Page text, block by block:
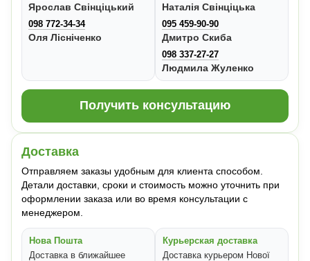
Ярослав Свінціцький
098 772-34-34
Оля Лісніченко
Наталія Свінціцька
095 459-90-90
Дмитро Скиба
098 337-27-27
Людмила Жуленко
Получить консультацию
Доставка
Отправляем заказы удобным для клиента способом.
Детали доставки, сроки и стоимость можно уточнить при
оформлении заказа или во время консультации с
менеджером.
Нова Пошта
Доставка в ближайшее
Курьерская доставка
Доставка курьером Нової